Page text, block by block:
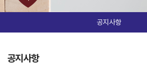
공지사항
공지사항